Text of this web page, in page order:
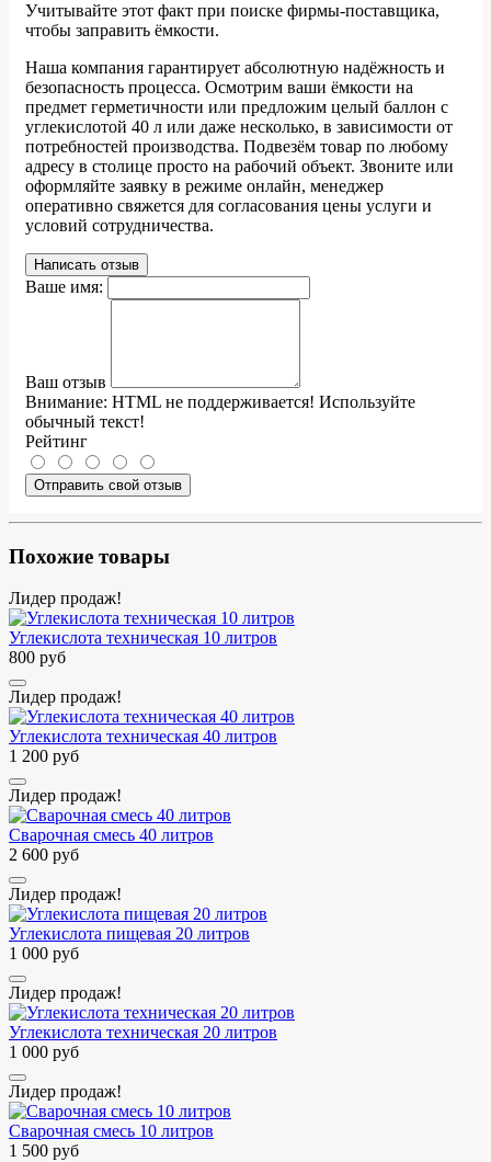
Учитывайте этот факт при поиске фирмы-поставщика,
чтобы заправить ёмкости.
Наша компания гарантирует абсолютную надёжность и
безопасность процесса. Осмотрим ваши ёмкости на
предмет герметичности или предложим целый баллон с
углекислотой 40 л или даже несколько, в зависимости от
потребностей производства. Подвезём товар по любому
адресу в столице просто на рабочий объект. Звоните или
оформляйте заявку в режиме онлайн, менеджер
оперативно свяжется для согласования цены услуги и
условий сотрудничества.
Написать отзыв
Ваше имя:
Ваш отзыв
Внимание: HTML не поддерживается! Используйте
обычный текст!
Рейтинг
Отправить свой отзыв
Похожие товары
Лидер продаж!
Углекислота техническая 10 литров
800 руб
Лидер продаж!
Углекислота техническая 40 литров
1 200 руб
Лидер продаж!
Сварочная смесь 40 литров
2 600 руб
Лидер продаж!
Углекислота пищевая 20 литров
1 000 руб
Лидер продаж!
Углекислота техническая 20 литров
1 000 руб
Лидер продаж!
Сварочная смесь 10 литров
1 500 руб